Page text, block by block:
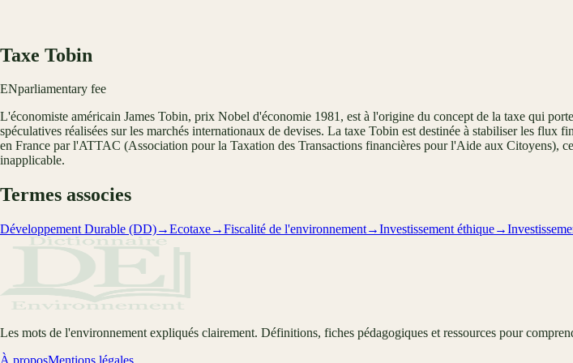
Taxe Tobin
ENparliamentary fee
L'économiste américain James Tobin, prix Nobel d'économie 1981, est à l'origine du concept de la taxe qui
spéculatives réalisées sur les marchés internationaux de devises. La taxe Tobin est destinée à stabiliser les flux
en France par l'ATTAC (Association pour la Taxation des Transactions financières pour l'Aide aux Citoyens),
inapplicable.
Termes associes
Développement Durable (DD)→Ecotaxe→Fiscalité de l'environnement→Investissement éthique→
Les mots de l'environnement expliqués clairement. Définitions, fiches pédagogiques et ressources pour
À proposMentions légales